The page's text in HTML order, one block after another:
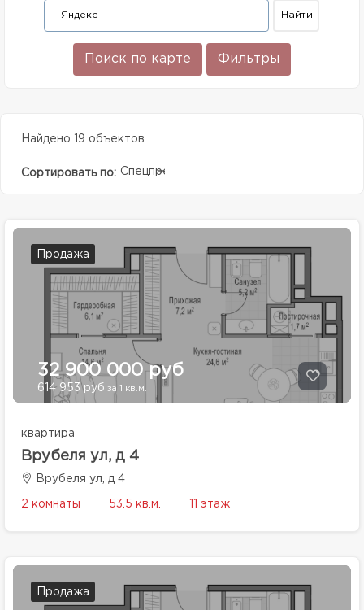
Поиск по карте Фильтры
Найдено 19 объектов
Сортировать по: Спецпредолжение
Продажа
32 900 000 руб
614 953 руб за 1 кв.м.
квартира
Врубеля ул, д 4
Врубеля ул, д 4
2 комнаты 53.5 кв.м. 11 этаж
Продажа